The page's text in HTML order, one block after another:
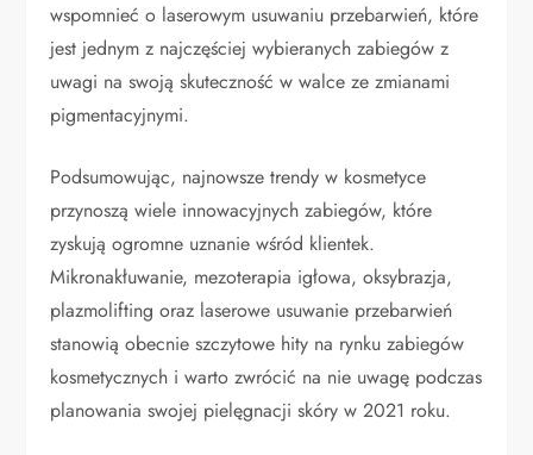
wspomnieć o laserowym usuwaniu przebarwień, które
jest jednym z najczęściej wybieranych zabiegów z
uwagi na swoją skuteczność w walce ze zmianami
pigmentacyjnymi.
Podsumowując, najnowsze trendy w kosmetyce
przynoszą wiele innowacyjnych zabiegów, które
zyskują ogromne uznanie wśród klientek.
Mikronakłuwanie, mezoterapia igłowa, oksybrazja,
plazmolifting oraz laserowe usuwanie przebarwień
stanowią obecnie szczytowe hity na rynku zabiegów
kosmetycznych i warto zwrócić na nie uwagę podczas
planowania swojej pielęgnacji skóry w 2021 roku.